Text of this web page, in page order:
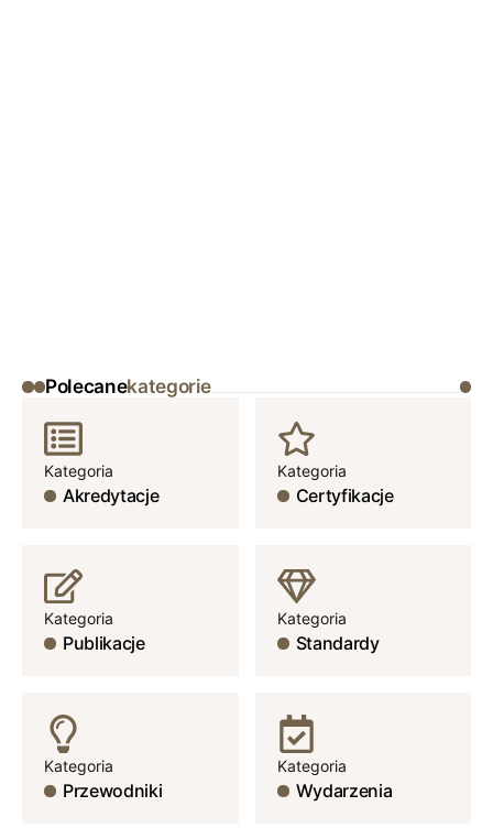
Polecanekategorie
Kategoria
Akredytacje
Kategoria
Certyfikacje
Kategoria
Publikacje
Kategoria
Standardy
Kategoria
Przewodniki
Kategoria
Wydarzenia